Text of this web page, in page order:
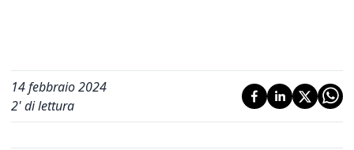
14 febbraio 2024
2' di lettura